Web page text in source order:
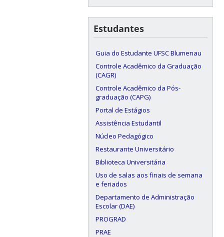
Estudantes
Guia do Estudante UFSC Blumenau
Controle Acadêmico da Graduação
(CAGR)
Controle Acadêmico da Pós-
graduação (CAPG)
Portal de Estágios
Assistência Estudantil
Núcleo Pedagógico
Restaurante Universitário
Biblioteca Universitária
Uso de salas aos finais de semana
e feriados
Departamento de Administração
Escolar (DAE)
PROGRAD
PRAE